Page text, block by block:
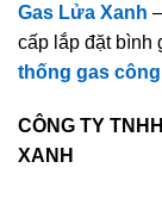
Gas Lửa Xanh
cấp lắp đặt bình
thống gas
CÔNG TY
XANH